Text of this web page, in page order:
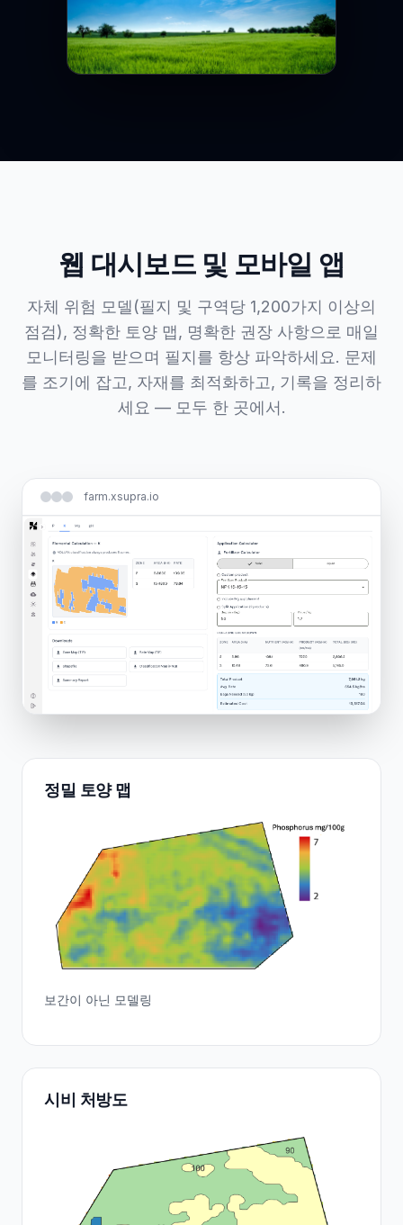
웹 대시보드 및 모바일 앱
자체 위험 모델(필지 및 구역당 1,200가지 이상의
점검), 정확한 토양 맵, 명확한 권장 사항으로 매일
모니터링을 받으며 필지를 항상 파악하세요. 문제
를 조기에 잡고, 자재를 최적화하고, 기록을 정리하
세요 — 모두 한 곳에서.
farm.xsupra.io
정밀 토양 맵
보간이 아닌 모델링
시비 처방도